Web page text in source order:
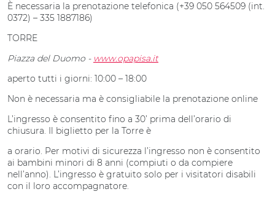
È necessaria la prenotazione telefonica (+39 050 564509 (int.
0372) – 335 1887186)
TORRE
Piazza del Duomo - www.opapisa.it
aperto tutti i giorni: 10:00 – 18:00
Non è necessaria ma è consigliabile la prenotazione online
L’ingresso è consentito fino a 30’ prima dell’orario di
chiusura. Il biglietto per la Torre è
a orario. Per motivi di sicurezza l’ingresso non è consentito
ai bambini minori di 8 anni (compiuti o da compiere
nell’anno). L’ingresso è gratuito solo per i visitatori disabili
con il loro accompagnatore.